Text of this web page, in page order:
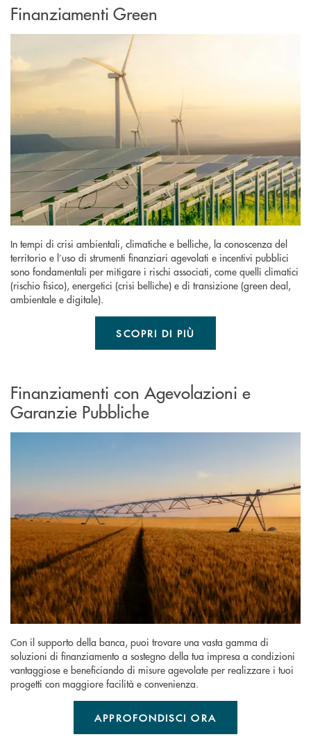
Finanziamenti Green
In tempi di crisi ambientali, climatiche e belliche, la conoscenza del
territorio e l’uso di strumenti finanziari agevolati e incentivi pubblici
sono fondamentali per mitigare i rischi associati, come quelli climatici
(rischio fisico), energetici (crisi belliche) e di transizione (green deal,
ambientale e digitale).
SCOPRI DI PIÙ
Finanziamenti con Agevolazioni e
Garanzie Pubbliche
Con il supporto della banca, puoi trovare una vasta gamma di
soluzioni di finanziamento a sostegno della tua impresa a condizioni
vantaggiose e beneficiando di misure agevolate per realizzare i tuoi
progetti con maggiore facilità e convenienza.
APPROFONDISCI ORA